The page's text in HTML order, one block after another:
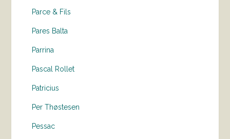
Parce & Fils
Pares Balta
Parrina
Pascal Rollet
Patricius
Per Thøstesen
Pessac